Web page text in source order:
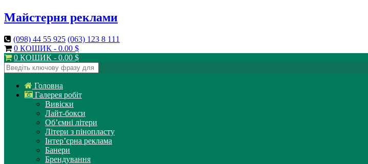
Майстерня реклами
(098) 44 55 925 (063) 123 8 111
0 КОШИК - 0.00 $
0 КОШИК - 0.00 $
Головна
Галерея робіт
Вивіски
Лайт-бокси
Об’ємні літери
Літери з пінопласту
Інтер’єрна реклама
Банери
Брендування